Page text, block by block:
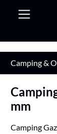
Camping &
mm
Camping